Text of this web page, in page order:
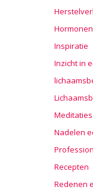
Hormonen
Inspiratie
Inzicht in
Meditaties
Nadelen
Recepten
Redenen